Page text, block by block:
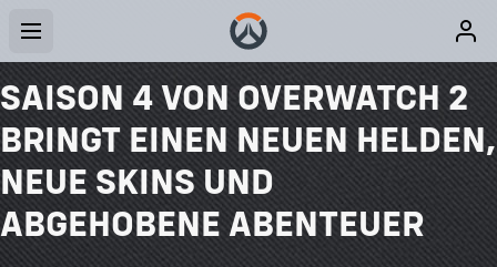
SAISON 4 VON OVERWATCH 2
BRINGT EINEN NEUEN HELDEN,
NEUE SKINS UND
ABGEHOBENE ABENTEUER